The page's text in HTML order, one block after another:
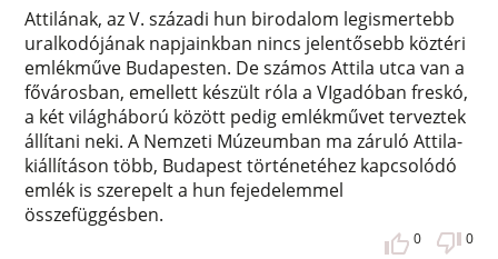
Attilának, az V. századi hun birodalom legismertebb
uralkodójának napjainkban nincs jelentősebb köztéri
emlékműve Budapesten. De számos Attila utca van a
fővárosban, emellett készült róla a VIgadóban freskó,
a két világháború között pedig emlékművet terveztek
állítani neki. A Nemzeti Múzeumban ma záruló Attila-
kiállításon több, Budapest történetéhez kapcsolódó
emlék is szerepelt a hun fejedelemmel
összefüggésben.
0 0